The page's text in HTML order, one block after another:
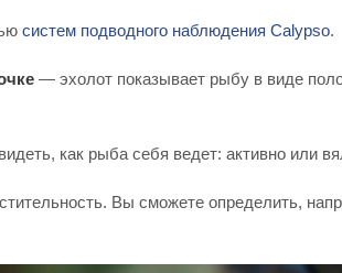
систем подводного наблюдения Calypso.
— эхолот показывает рыбу в виде
как рыба себя ведет: активно или
Вы сможете определить,